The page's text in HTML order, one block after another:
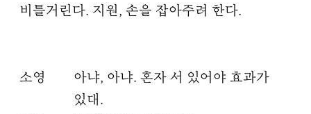
비틀거린다. 지원, 손을 잡아주려 한다.
소영
아냐, 아냐. 혼자 서 있어야 효과가
있대.